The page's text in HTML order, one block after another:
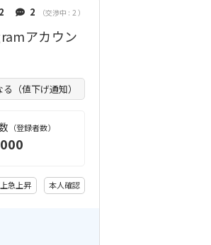
2 2 （交渉中 : 2 ）
アカウン
（値下げ通知）
（登録者数）
急上昇 本人確認